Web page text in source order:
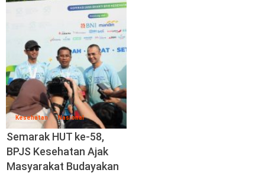
Kesehatan Nasional
Semarak HUT ke-58,
BPJS Kesehatan Ajak
Masyarakat Budayakan